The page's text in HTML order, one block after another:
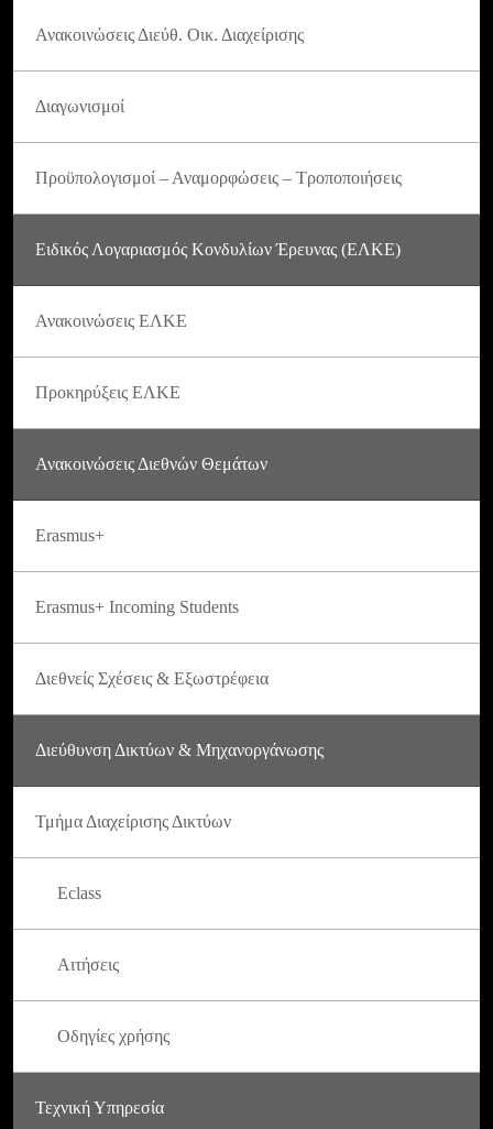
Ανακοινώσεις Διεύθ. Οικ. Διαχείρισης
Διαγωνισμοί
Προϋπολογισμοί – Αναμορφώσεις – Τροποποιήσεις
Ειδικός Λογαριασμός Κονδυλίων Έρευνας (ΕΛΚΕ)
Ανακοινώσεις ΕΛΚΕ
Προκηρύξεις ΕΛΚΕ
Ανακοινώσεις Διεθνών Θεμάτων
Erasmus+
Erasmus+ Incoming Students
Διεθνείς Σχέσεις & Εξωστρέφεια
Διεύθυνση Δικτύων & Μηχανοργάνωσης
Τμήμα Διαχείρισης Δικτύων
Eclass
Αιτήσεις
Οδηγίες χρήσης
Τεχνική Υπηρεσία